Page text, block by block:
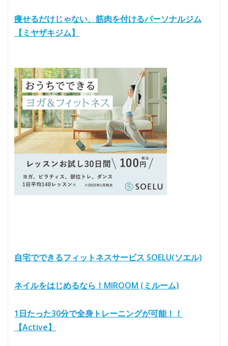
痩せるだけじゃない、筋肉を付けるパーソナルジム
【ミヤザキジム】
自宅でできるフィットネスサービス SOELU(ソエル)
ネイルをはじめるなら！MIROOM (ミルーム)
1日たった30分で全身トレーニングが可能！！
【Active】